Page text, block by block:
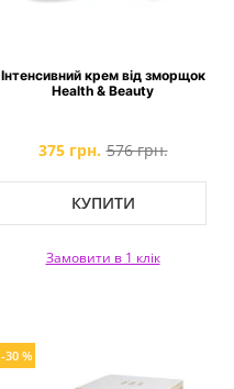
Інтенсивний крем від зморщок
Health & Beauty
375 грн. 576 грн.
КУПИТИ
Замовити в 1 клік
-30 %